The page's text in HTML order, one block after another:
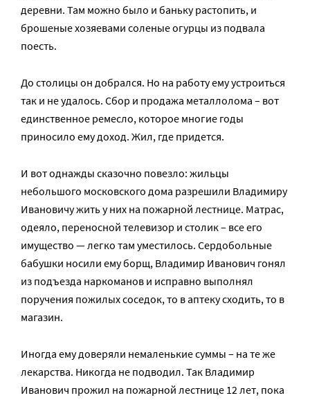
деревни. Там можно было и баньку растопить, и
брошеные хозяевами соленые огурцы из подвала
поесть.
До столицы он добрался. Но на работу ему устроиться
так и не удалось. Сбор и продажа металлолома – вот
единственное ремесло, которое многие годы
приносило ему доход. Жил, где придется.
И вот однажды сказочно повезло: жильцы
небольшого московского дома разрешили Владимиру
Ивановичу жить у них на пожарной лестнице. Матрас,
одеяло, переносной телевизор и столик – все его
имущество — легко там уместилось. Сердобольные
бабушки носили ему борщ, Владимир Иванович гонял
из подъезда наркоманов и исправно выполнял
поручения пожилых соседок, то в аптеку сходить, то в
магазин.
Иногда ему доверяли немаленькие суммы – на те же
лекарства. Никогда не подводил. Так Владимир
Иванович прожил на пожарной лестнице 12 лет, пока